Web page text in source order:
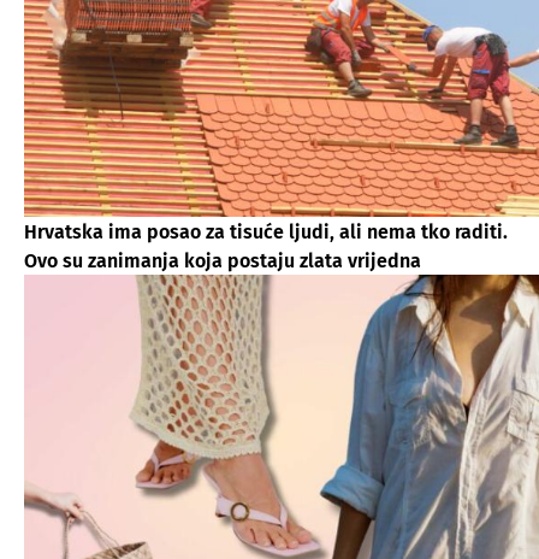
Hrvatska ima posao za tisuće ljudi, ali nema tko raditi.
Ovo su zanimanja koja postaju zlata vrijedna